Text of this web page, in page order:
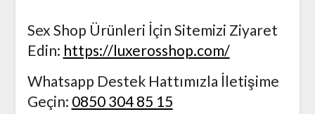
Sex Shop Ürünleri İçin Sitemizi Ziyaret
Edin: https://luxerosshop.com/
Whatsapp Destek Hattımızla İletişime
Geçin: 0850 304 85 15